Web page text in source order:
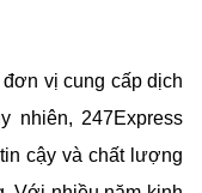
vị cung cấp dịch
nhiên, 247Express
cậy và chất lượng